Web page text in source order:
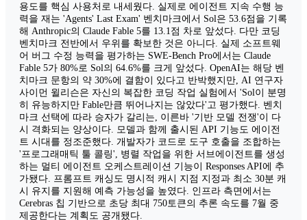
용도를 핵심 사용처로 내세웠다. 실제로 에이전트 지속 수행 능
력을 재는 'Agents' Last Exam' 벤치마크에서 Sol은 53.6점을 기록
해 Anthropic의 Claude Fable 5를 13.1점 차로 앞섰다. 다만 코딩
벤치마크 전반에서 우위를 확보한 것은 아니다. 실제 소프트웨
어 버그 수정 능력을 평가하는 SWE-Bench Pro에서는 Claude
Fable 5가 80%로 Sol의 64.6%를 크게 앞섰다. OpenAI는 해당 벤
치마크 문항의 약 30%에 결함이 있다고 반박했지만, AI 연구자
사이먼 윌리슨은 자신의 복잡한 코딩 작업 실험에서 'Sol이 분명
히 유능하지만 Fable만큼 뛰어나지는 않았다'고 평가했다. 벤치
마크 선택에 따라 승자가 갈리는, 이른바 '기반 모델 전쟁'이 다
시 격화되는 양상이다. 모델과 함께 출시된 API 기능도 에이전
트 시대를 정조준했다. 개발자가 코드로 도구 호출을 조합하는
'프로그래매틱 툴 콜링', 병렬 작업을 위한 서브에이전트를 생성
하는 멀티 에이전트 오케스트레이션 기능이 Responses API에 추
가됐다. 프롬프트 캐싱도 명시적 캐시 지점 지정과 최소 30분 캐
시 유지를 지원해 예측 가능성을 높였다. 인프라 측면에서는
Cerebras 칩 기반으로 초당 최대 750토큰의 추론 속도를 7월 중
제공한다는 계획도 공개됐다.